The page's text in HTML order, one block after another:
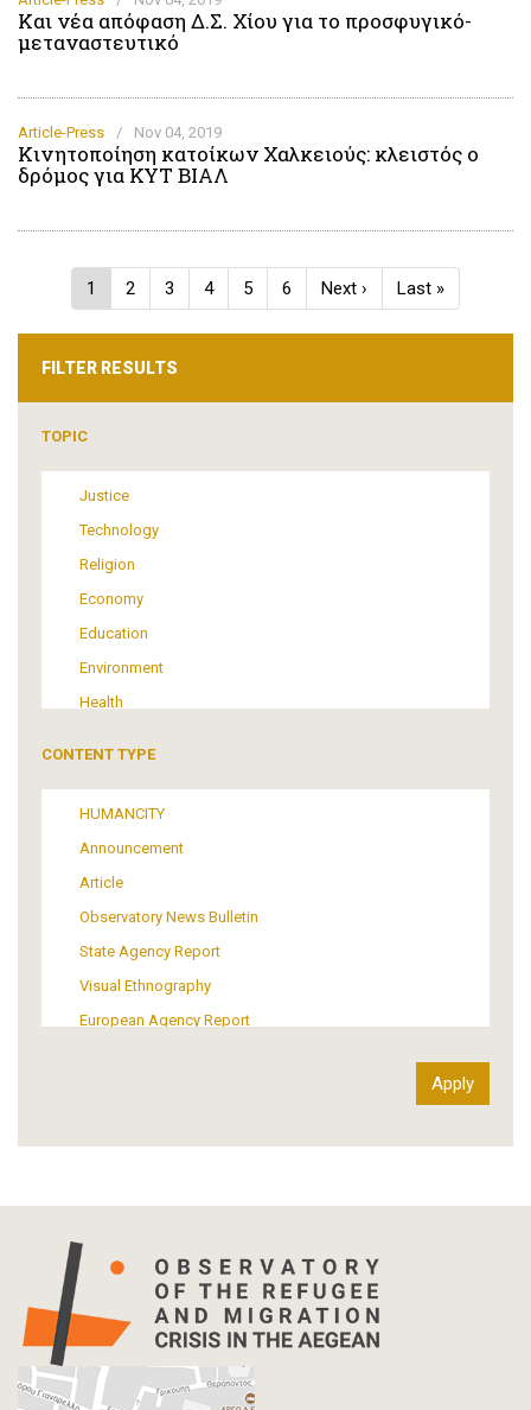
Και νέα απόφαση Δ.Σ. Χίου για το προσφυγικό-
μεταναστευτικό
Article-Press / Nov 04, 2019
Κινητοποίηση κατοίκων Χαλκειούς: κλειστός ο
δρόμος για ΚΥΤ ΒΙΑΛ
Pagination
Current
page
1 Page
2 Page
3 Page
4 Page
5 Page
6
Next
page
Next ›
Last
page
Last »
FILTER RESULTS
TOPIC
Justice
Technology
Religion
Economy
Education
Environment
Health
Media
Institutional Arrangements
Support of Refugees and Migrants
Material Culture
Art
CONTENT TYPE
HUMANCITY
Announcement
Article
Observatory News Bulletin
State Agency Report
Visual Ethnography
European Agency Report
Info-graphic
Interview
Primal Material